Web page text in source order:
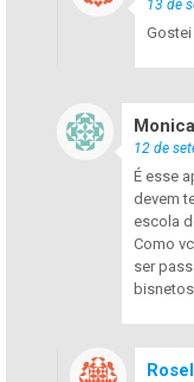
13 de
12 de
É esse
devem
escola
Como
ser